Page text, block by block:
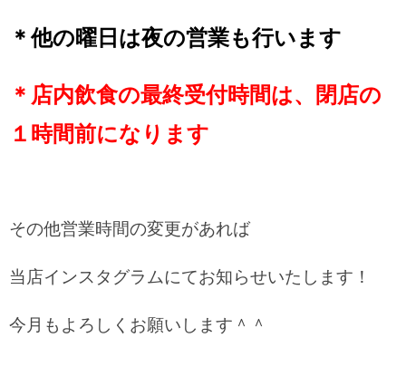
＊他の曜日は夜の営業も行います
＊店内飲食の最終受付時間は、閉店の
１時間前になります
その他営業時間の変更があれば
当店インスタグラムにてお知らせいたします！
今月もよろしくお願いします＾＾